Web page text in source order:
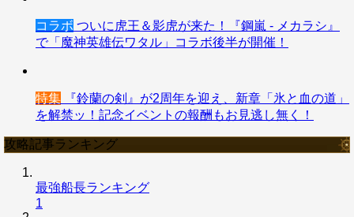
コラボ ついに虎王＆影虎が来た！『鋼嵐 - メカラシ』
で「魔神英雄伝ワタル」コラボ後半が開催！
特集 『鈴蘭の剣』が2周年を迎え、新章「氷と血の道」
を解禁ッ！記念イベントの報酬もお見逃し無く！
攻略記事ランキング
最強船長ランキング
1